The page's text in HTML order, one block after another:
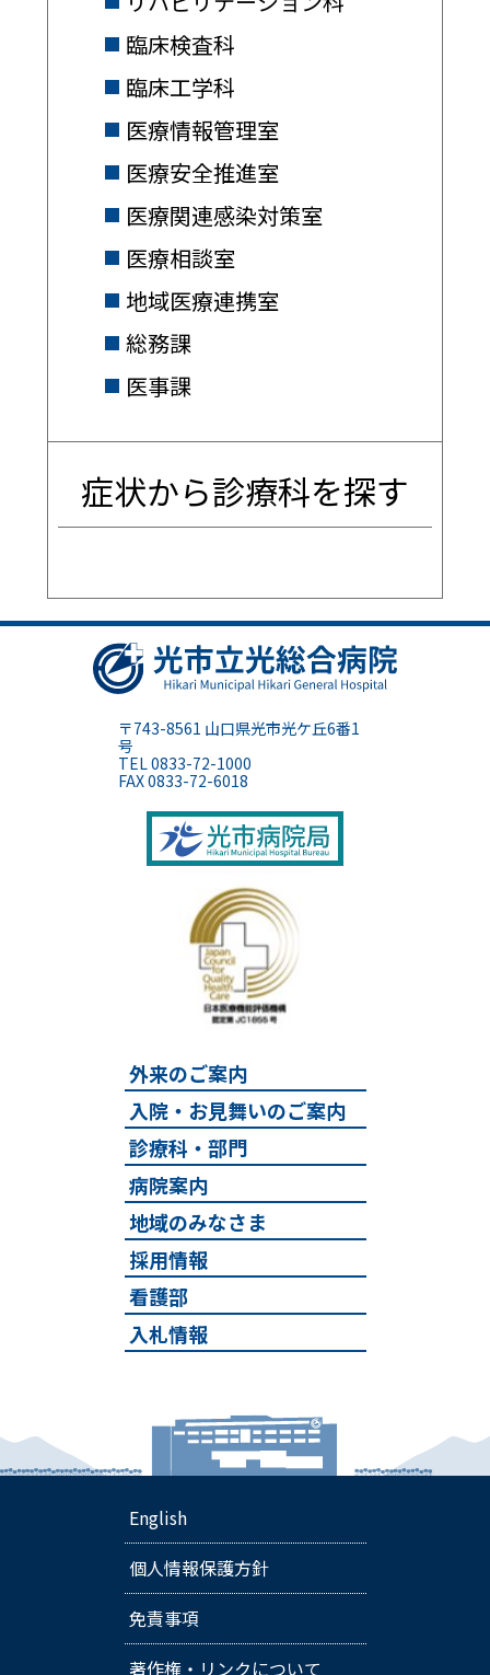
臨床検査科
臨床工学科
医療情報管理室
医療安全推進室
医療関連感染対策室
医療相談室
地域医療連携室
総務課
医事課
症状から診療科を探す
〒743-8561 山口県光市光ケ丘6番1
号
TEL 0833-72-1000
FAX 0833-72-6018
外来のご案内
入院・お見舞いのご案内
診療科・部門
病院案内
地域のみなさま
採用情報
看護部
入札情報
English
個人情報保護方針
免責事項
著作権・リンクについて